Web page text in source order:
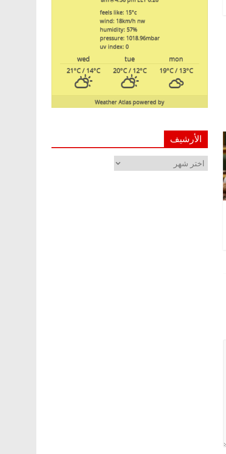
feels like: 15°c
wind: 18km/h nw
humidity: 57%
pressure: 1018.96mbar
uv index: 0
mon
tue
wed
19°C/ 13°C
20°C/ 12°C
21°C/ 14°C
powered by
Weather Atlas
الأرشيف
الأرشيف